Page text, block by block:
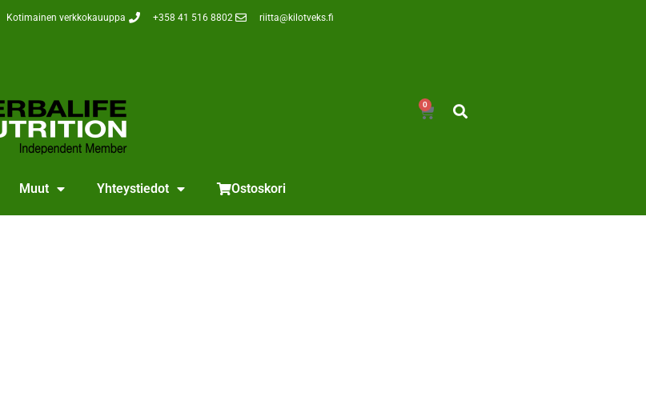
Kotimainen verkkokauuppa +358 41 516 8802 riitta@kilotveks.fi
0
Muut Yhteystiedot Ostoskori